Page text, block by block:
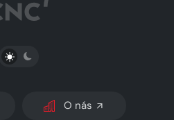
PŘEPNOUT SVĚTLÝ/TMAVÝ REŽIM
O nás